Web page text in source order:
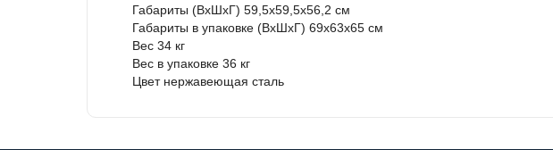
Габариты (ВхШхГ) 59,5х59,5х56,2 см
Габариты в упаковке (ВхШхГ) 69х63х65 см
Вес 34 кг
Вес в упаковке 36 кг
Цвет нержавеющая сталь